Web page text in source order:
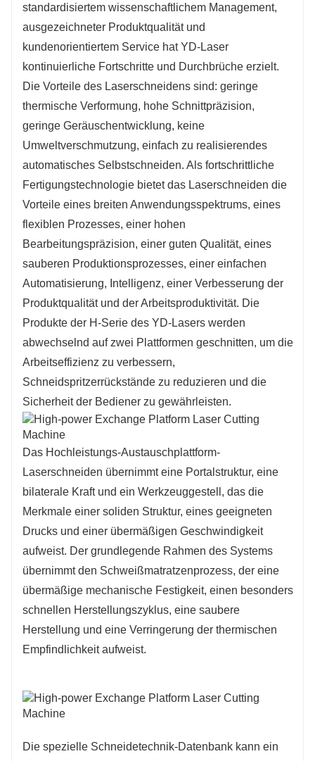
standardisiertem wissenschaftlichem Management,
ausgezeichneter Produktqualität und
kundenorientiertem Service hat YD-Laser
kontinuierliche Fortschritte und Durchbrüche erzielt.
Die Vorteile des Laserschneidens sind: geringe
thermische Verformung, hohe Schnittpräzision,
geringe Geräuschentwicklung, keine
Umweltverschmutzung, einfach zu realisierendes
automatisches Selbstschneiden. Als fortschrittliche
Fertigungstechnologie bietet das Laserschneiden die
Vorteile eines breiten Anwendungsspektrums, eines
flexiblen Prozesses, einer hohen
Bearbeitungspräzision, einer guten Qualität, eines
sauberen Produktionsprozesses, einer einfachen
Automatisierung, Intelligenz, einer Verbesserung der
Produktqualität und der Arbeitsproduktivität. Die
Produkte der H-Serie des YD-Lasers werden
abwechselnd auf zwei Plattformen geschnitten, um die
Arbeitseffizienz zu verbessern,
Schneidspritzerrückstände zu reduzieren und die
Sicherheit der Bediener zu gewährleisten.
Das Hochleistungs-Austauschplattform-
Laserschneiden übernimmt eine Portalstruktur, eine
bilaterale Kraft und ein Werkzeuggestell, das die
Merkmale einer soliden Struktur, eines geeigneten
Drucks und einer übermäßigen Geschwindigkeit
aufweist. Der grundlegende Rahmen des Systems
übernimmt den Schweißmatratzenprozess, der eine
übermäßige mechanische Festigkeit, einen besonders
schnellen Herstellungszyklus, eine saubere
Herstellung und eine Verringerung der thermischen
Empfindlichkeit aufweist.
Die spezielle Schneidetechnik-Datenbank kann ein